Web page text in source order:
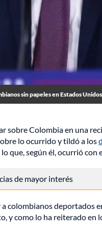
sin papeles en Estados
sobre Colombia en una
lo ocurrido y tildó a los
que, según él, ocurrió con
de mayor interés
colombianos deportados
y como lo ha reiterado en